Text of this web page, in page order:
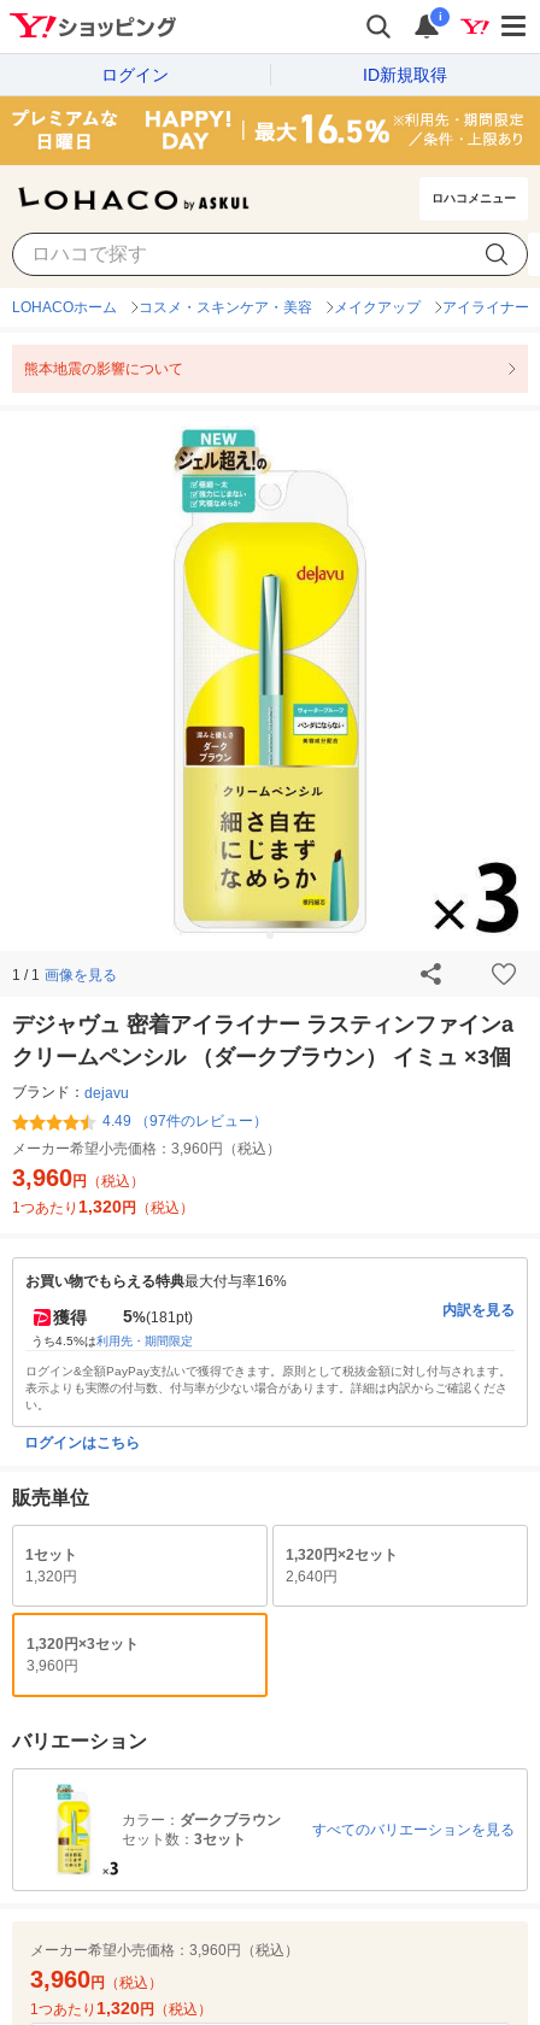
i
ログイン ID新規取得
ロハコメニュー
LOHACOホーム コスメ・スキンケア・美容 メイクアップ アイライナー
熊本地震の影響について
1 / 1 画像を見る
デジャヴュ 密着アイライナー ラスティンファインa
クリームペンシル （ダークブラウン） イミュ ×3個
ブランド： dejavu
4.49 （97件のレビュー）
メーカー希望小売価格： 3,960円（税込）
3,960円
（税込）
1つあたり 1,320円 （税込）
お買い物でもらえる特典最大付与率16%
獲得 5%(181pt)
うち4.5%は利用先・期間限定
内訳を見る
ログイン&全額PayPay支払いで獲得できます。原則として税抜金額に対し付与されます。
表示よりも実際の付与数、付与率が少ない場合があります。詳細は内訳からご確認くださ
い。
ログインはこちら
販売単位
1セット
1,320円
1,320円×2セット
2,640円
1,320円×3セット
3,960円
バリエーション
カラー： ダークブラウン
セット数： 3セット
すべてのバリエーションを見る
メーカー希望小売価格： 3,960円（税込）
3,960円
（税込）
1つあたり 1,320円 （税込）